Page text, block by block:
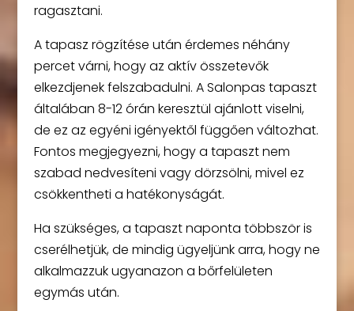
ragasztani.
A tapasz rögzítése után érdemes néhány
percet várni, hogy az aktív összetevők
elkezdjenek felszabadulni. A Salonpas tapaszt
általában 8-12 órán keresztül ajánlott viselni,
de ez az egyéni igényektől függően változhat.
Fontos megjegyezni, hogy a tapaszt nem
szabad nedvesíteni vagy dörzsölni, mivel ez
csökkentheti a hatékonyságát.
Ha szükséges, a tapaszt naponta többször is
cserélhetjük, de mindig ügyeljünk arra, hogy ne
alkalmazzuk ugyanazon a bőrfelületen
egymás után.